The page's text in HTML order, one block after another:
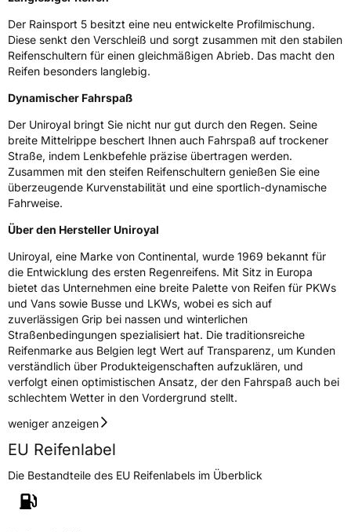
EPREL ID490870
Allgemeine Produktsicherheit (GPSR)
HerstellerkontaktContinental Reifen Deutschland GmbH,
Continental-Plaza 1 30175 Hannover
Deutschland,
customerservice_tires@conti.de
Der Rainsport 5 besitzt eine neu entwickelte Profilmischung.
Diese senkt den Verschleiß und sorgt zusammen mit den stabilen
Reifenschultern für einen gleichmäßigen Abrieb. Das macht den
Reifen besonders langlebig.
Dynamischer Fahrspaß
Der Uniroyal bringt Sie nicht nur gut durch den Regen. Seine
breite Mittelrippe beschert Ihnen auch Fahrspaß auf trockener
Straße, indem Lenkbefehle präzise übertragen werden.
Zusammen mit den steifen Reifenschultern genießen Sie eine
überzeugende Kurvenstabilität und eine sportlich-dynamische
Fahrweise.
Über den Hersteller Uniroyal
Uniroyal, eine Marke von Continental, wurde 1969 bekannt für
die Entwicklung des ersten Regenreifens. Mit Sitz in Europa
bietet das Unternehmen eine breite Palette von Reifen für PKWs
und Vans sowie Busse und LKWs, wobei es sich auf
zuverlässigen Grip bei nassen und winterlichen
Straßenbedingungen spezialisiert hat. Die traditionsreiche
Reifenmarke aus Belgien legt Wert auf Transparenz, um Kunden
verständlich über Produkteigenschaften aufzuklären, und
verfolgt einen optimistischen Ansatz, der den Fahrspaß auch bei
schlechtem Wetter in den Vordergrund stellt.
weniger anzeigen
EU Reifenlabel
Die Bestandteile des EU Reifenlabels im Überblick